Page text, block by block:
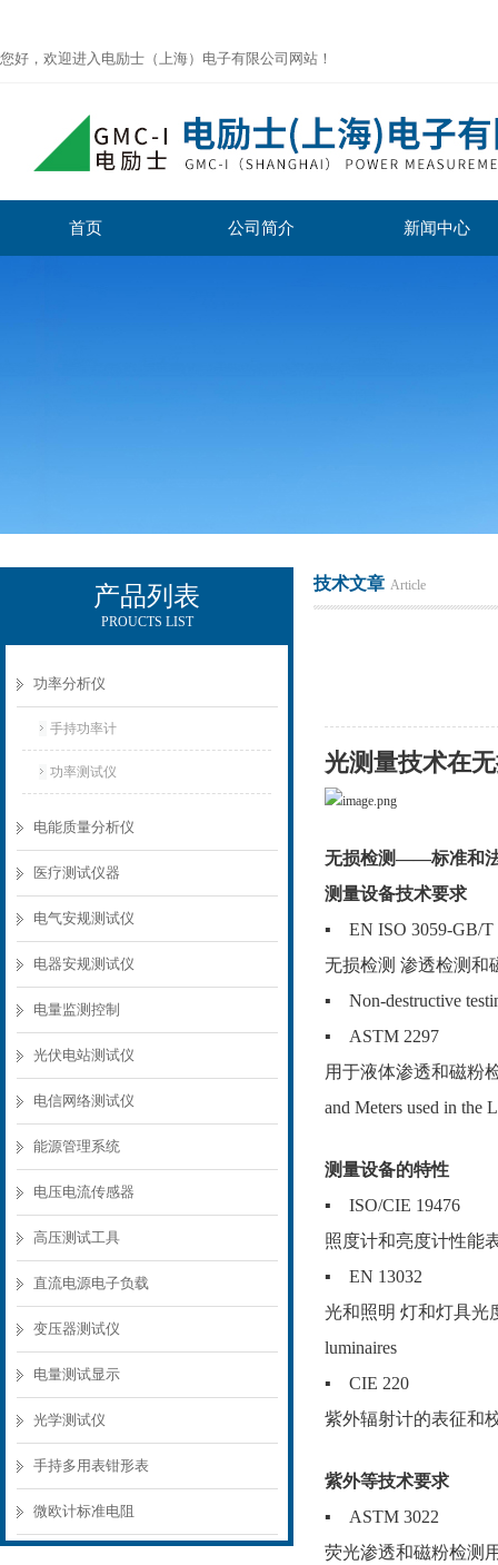
您好，欢迎进入电励士（上海）电子有限公司网站！
首页 公司简介 新闻中心
产品列表
PROUCTS LIST
功率分析仪
手持功率计
功率测试仪
电能质量分析仪
医疗测试仪器
电气安规测试仪
电器安规测试仪
电量监测控制
光伏电站测试仪
电信网络测试仪
能源管理系统
电压电流传感器
高压测试工具
直流电源电子负载
变压器测试仪
电量测试显示
光学测试仪
手持多用表钳形表
微欧计标准电阻
技术文章 Article
光测量技术在
无损检测——标准和
测量设备技术要求
▪ EN ISO 3059-GB/T
无损检测 渗透检测和
▪ Non-destructive
▪ ASTM 2297
用于液体渗透和磁粉
and Meters used in the
测量设备的特性
▪ ISO/CIE 19476
照度计和亮度计性能表
▪ EN 13032
光和照明 灯和灯具光
luminaires
▪ CIE 220
紫外辐射计的表征和校
紫外等技术要求
▪ ASTM 3022
荧光渗透和磁粉检测